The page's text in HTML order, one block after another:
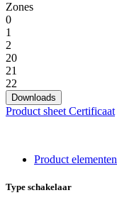
Zones
0
1
2
20
21
22
Downloads
Product sheet Certificaat
Product elementen
Type schakelaar